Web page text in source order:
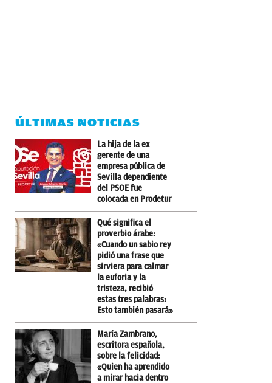
ÚLTIMAS NOTICIAS
La hija de la ex
gerente de una
empresa pública de
Sevilla dependiente
del PSOE fue
colocada en Prodetur
Qué significa el
proverbio árabe:
«Cuando un sabio rey
pidió una frase que
sirviera para calmar
la euforia y la
tristeza, recibió
estas tres palabras:
Esto también pasará»
María Zambrano,
escritora española,
sobre la felicidad:
«Quien ha aprendido
a mirar hacia dentro